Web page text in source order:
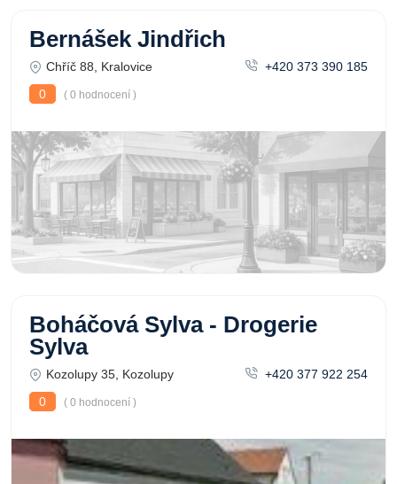
Bernášek Jindřich
Chříč 88, Kralovice
+420 373 390 185
0
( 0 hodnocení )
Boháčová Sylva - Drogerie
Sylva
Kozolupy 35, Kozolupy
+420 377 922 254
0
( 0 hodnocení )